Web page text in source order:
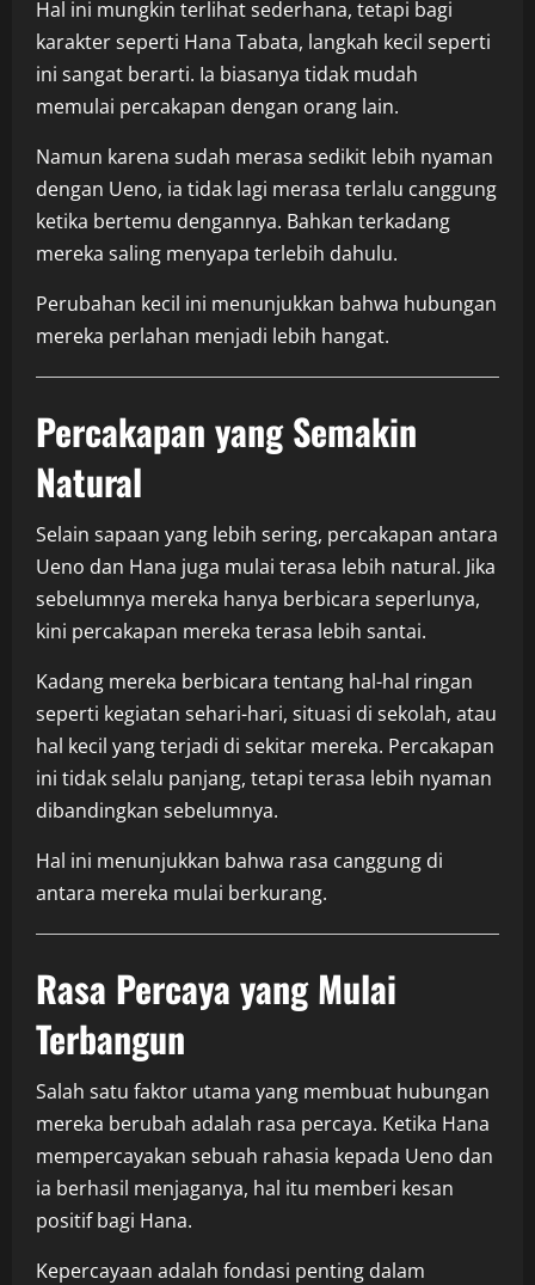
Hal ini mungkin terlihat sederhana, tetapi bagi
karakter seperti Hana Tabata, langkah kecil seperti
ini sangat berarti. Ia biasanya tidak mudah
memulai percakapan dengan orang lain.
Namun karena sudah merasa sedikit lebih nyaman
dengan Ueno, ia tidak lagi merasa terlalu canggung
ketika bertemu dengannya. Bahkan terkadang
mereka saling menyapa terlebih dahulu.
Perubahan kecil ini menunjukkan bahwa hubungan
mereka perlahan menjadi lebih hangat.
Percakapan yang Semakin
Natural
Selain sapaan yang lebih sering, percakapan antara
Ueno dan Hana juga mulai terasa lebih natural. Jika
sebelumnya mereka hanya berbicara seperlunya,
kini percakapan mereka terasa lebih santai.
Kadang mereka berbicara tentang hal-hal ringan
seperti kegiatan sehari-hari, situasi di sekolah, atau
hal kecil yang terjadi di sekitar mereka. Percakapan
ini tidak selalu panjang, tetapi terasa lebih nyaman
dibandingkan sebelumnya.
Hal ini menunjukkan bahwa rasa canggung di
antara mereka mulai berkurang.
Rasa Percaya yang Mulai
Terbangun
Salah satu faktor utama yang membuat hubungan
mereka berubah adalah rasa percaya. Ketika Hana
mempercayakan sebuah rahasia kepada Ueno dan
ia berhasil menjaganya, hal itu memberi kesan
positif bagi Hana.
Kepercayaan adalah fondasi penting dalam